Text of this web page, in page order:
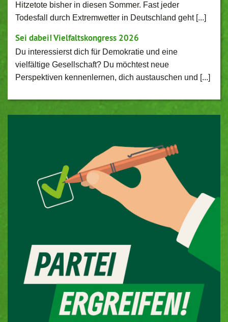
Hitzetote bisher in diesen Sommer. Fast jeder
Todesfall durch Extremwetter in Deutschland geht [...]
Sei dabei! Vielfaltskongress 2026
Du interessierst dich für Demokratie und eine
vielfältige Gesellschaft? Du möchtest neue
Perspektiven kennenlernen, dich austauschen und [...]